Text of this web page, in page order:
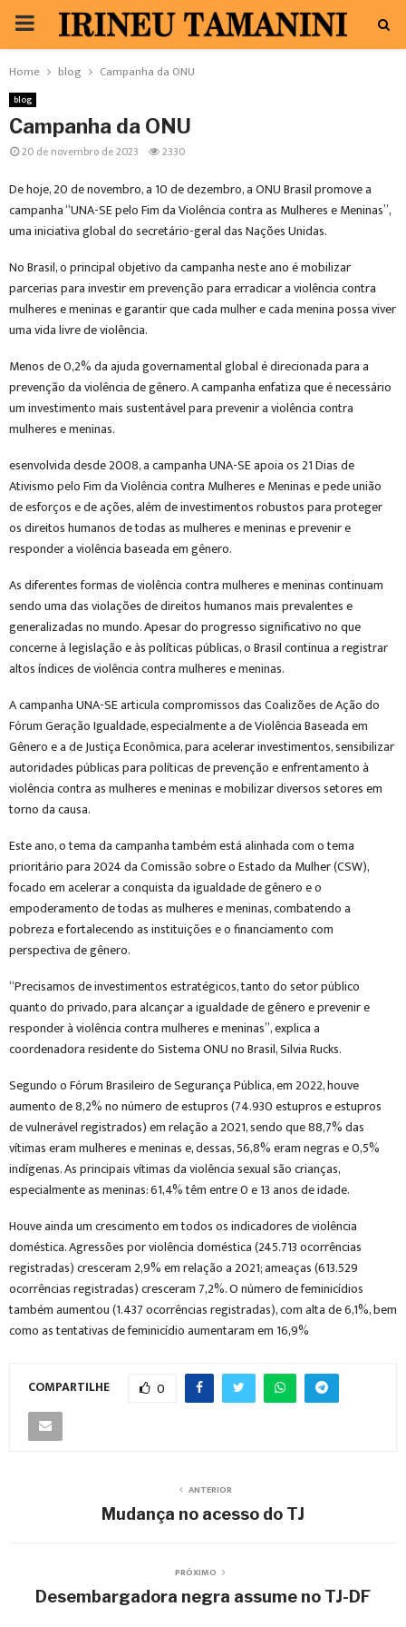
PRIMARY
MENU
Home blog Campanha da ONU
blog
Campanha da ONU
20 de novembro de 2023 2330
De hoje, 20 de novembro, a 10 de dezembro, a ONU Brasil promove a
campanha “UNA-SE pelo Fim da Violência contra as Mulheres e Meninas”,
uma iniciativa global do secretário-geral das Nações Unidas.
No Brasil, o principal objetivo da campanha neste ano é mobilizar
parcerias para investir em prevenção para erradicar a violência contra
mulheres e meninas e garantir que cada mulher e cada menina possa viver
uma vida livre de violência.
Menos de 0,2% da ajuda governamental global é direcionada para a
prevenção da violência de gênero. A campanha enfatiza que é necessário
um investimento mais sustentável para prevenir a violência contra
mulheres e meninas.
esenvolvida desde 2008, a campanha UNA-SE apoia os 21 Dias de
Ativismo pelo Fim da Violência contra Mulheres e Meninas e pede união
de esforços e de ações, além de investimentos robustos para proteger
os direitos humanos de todas as mulheres e meninas e prevenir e
responder a violência baseada em gênero.
As diferentes formas de violência contra mulheres e meninas continuam
sendo uma das violações de direitos humanos mais prevalentes e
generalizadas no mundo. Apesar do progresso significativo no que
concerne à legislação e às políticas públicas, o Brasil continua a registrar
altos índices de violência contra mulheres e meninas.
A campanha UNA-SE articula compromissos das Coalizões de Ação do
Fórum Geração Igualdade, especialmente a de Violência Baseada em
Gênero e a de Justiça Econômica, para acelerar investimentos, sensibilizar
autoridades públicas para políticas de prevenção e enfrentamento à
violência contra as mulheres e meninas e mobilizar diversos setores em
torno da causa.
Este ano, o tema da campanha também está alinhada com o tema
prioritário para 2024 da Comissão sobre o Estado da Mulher (CSW),
focado em acelerar a conquista da igualdade de gênero e o
empoderamento de todas as mulheres e meninas, combatendo a
pobreza e fortalecendo as instituições e o financiamento com
perspectiva de gênero.
“Precisamos de investimentos estratégicos, tanto do setor público
quanto do privado, para alcançar a igualdade de gênero e prevenir e
responder à violência contra mulheres e meninas”, explica a
coordenadora residente do Sistema ONU no Brasil, Silvia Rucks.
Segundo o Fórum Brasileiro de Segurança Pública, em 2022, houve
aumento de 8,2% no número de estupros (74.930 estupros e estupros
de vulnerável registrados) em relação a 2021, sendo que 88,7% das
vítimas eram mulheres e meninas e, dessas, 56,8% eram negras e 0,5%
indígenas. As principais vítimas da violência sexual são crianças,
especialmente as meninas: 61,4% têm entre 0 e 13 anos de idade.
Houve ainda um crescimento em todos os indicadores de violência
doméstica. Agressões por violência doméstica (245.713 ocorrências
registradas) cresceram 2,9% em relação a 2021; ameaças (613.529
ocorrências registradas) cresceram 7,2%. O número de feminicídios
também aumentou (1.437 ocorrências registradas), com alta de 6,1%, bem
como as tentativas de feminicídio aumentaram em 16,9%
COMPARTILHE 0
ANTERIOR
Mudança no acesso do TJ
PRÓXIMO
Desembargadora negra assume no TJ-DF